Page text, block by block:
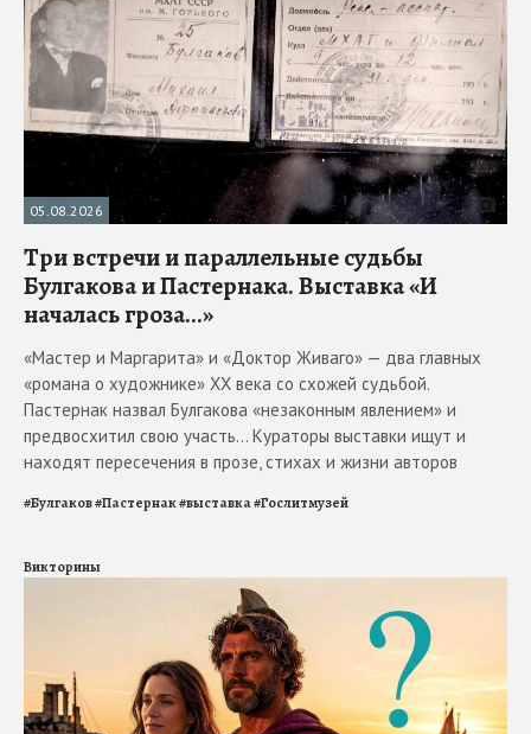
05.08.2026
Три встречи и параллельные судьбы
Булгакова и Пастернака. Выставка «И
началась гроза...»
«Мастер и Маргарита» и «Доктор Живаго» — два главных
«романа о художнике» ХХ века со схожей судьбой.
Пастернак назвал Булгакова «незаконным явлением» и
предвосхитил свою участь... Кураторы выставки ищут и
находят пересечения в прозе, стихах и жизни авторов
#Булгаков#Пастернак#выставка#Гослитмузей
Викторины